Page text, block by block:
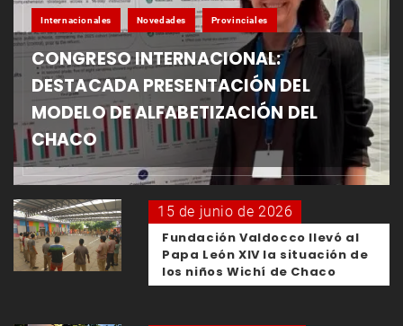
Internacionales Novedades Provinciales
CONGRESO INTERNACIONAL:
DESTACADA PRESENTACIÓN DEL
MODELO DE ALFABETIZACIÓN DEL
CHACO
15 de junio de 2026
Fundación Valdocco llevó al
Papa León XIV la situación de
los niños Wichí de Chaco